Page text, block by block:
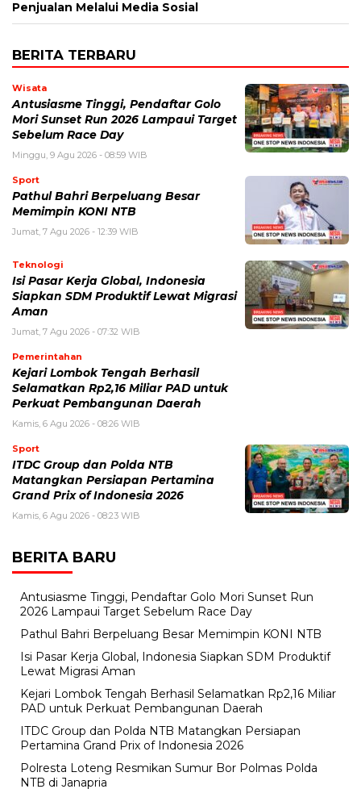
Penjualan Melalui Media Sosial
BERITA TERBARU
Wisata
Antusiasme Tinggi, Pendaftar Golo
Mori Sunset Run 2026 Lampaui Target
Sebelum Race Day
Minggu, 9 Agu 2026 - 08:59 WIB
Sport
Pathul Bahri Berpeluang Besar
Memimpin KONI NTB
Jumat, 7 Agu 2026 - 12:39 WIB
Teknologi
​Isi Pasar Kerja Global, Indonesia
Siapkan SDM Produktif Lewat Migrasi
Aman
Jumat, 7 Agu 2026 - 07:32 WIB
Pemerintahan
Kejari Lombok Tengah Berhasil
Selamatkan Rp2,16 Miliar PAD untuk
Perkuat Pembangunan Daerah
Kamis, 6 Agu 2026 - 08:26 WIB
Sport
ITDC Group dan Polda NTB
Matangkan Persiapan Pertamina
Grand Prix of Indonesia 2026
Kamis, 6 Agu 2026 - 08:23 WIB
BERITA BARU
Antusiasme Tinggi, Pendaftar Golo Mori Sunset Run
2026 Lampaui Target Sebelum Race Day
Pathul Bahri Berpeluang Besar Memimpin KONI NTB
​Isi Pasar Kerja Global, Indonesia Siapkan SDM Produktif
Lewat Migrasi Aman
Kejari Lombok Tengah Berhasil Selamatkan Rp2,16 Miliar
PAD untuk Perkuat Pembangunan Daerah
ITDC Group dan Polda NTB Matangkan Persiapan
Pertamina Grand Prix of Indonesia 2026
Polresta Loteng Resmikan Sumur Bor Polmas Polda
NTB di Janapria